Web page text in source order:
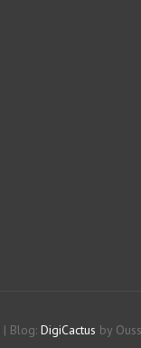
| Blog: DigiCactus by